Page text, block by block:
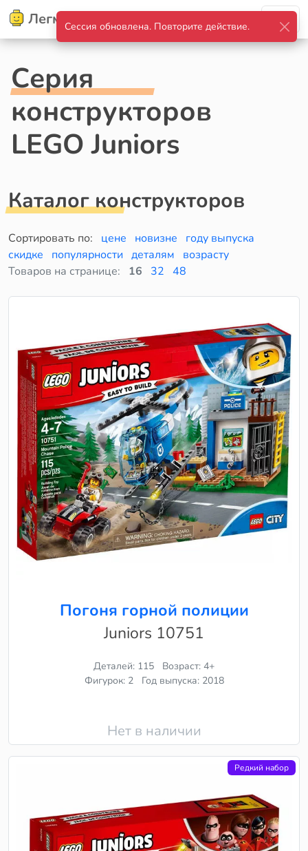
Легмир
Серия
конструкторов
LEGO Juniors
Каталог конструкторов
Сортировать по: цене новизне
году выпуска
скидке
популярности деталям
возрасту
Товаров на странице:
16 32 48
Погоня горной полиции
Juniors 10751
Деталей: 115
Возраст: 4+
Фигурок: 2
Год выпуска: 2018
Нет в наличии
Редкий набор